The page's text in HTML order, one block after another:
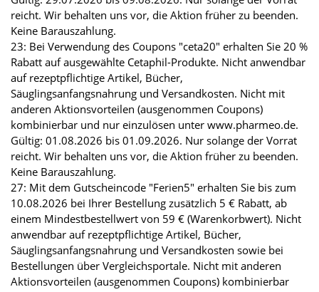
reicht. Wir behalten uns vor, die Aktion früher zu beenden.
Keine Barauszahlung.
23: Bei Verwendung des Coupons "ceta20" erhalten Sie 20 %
Rabatt auf ausgewählte Cetaphil-Produkte. Nicht anwendbar
auf rezeptpflichtige Artikel, Bücher,
Säuglingsanfangsnahrung und Versandkosten. Nicht mit
anderen Aktionsvorteilen (ausgenommen Coupons)
kombinierbar und nur einzulösen unter www.pharmeo.de.
Gültig: 01.08.2026 bis 01.09.2026. Nur solange der Vorrat
reicht. Wir behalten uns vor, die Aktion früher zu beenden.
Keine Barauszahlung.
27: Mit dem Gutscheincode "Ferien5" erhalten Sie bis zum
10.08.2026 bei Ihrer Bestellung zusätzlich 5 € Rabatt, ab
einem Mindestbestellwert von 59 € (Warenkorbwert). Nicht
anwendbar auf rezeptpflichtige Artikel, Bücher,
Säuglingsanfangsnahrung und Versandkosten sowie bei
Bestellungen über Vergleichsportale. Nicht mit anderen
Aktionsvorteilen (ausgenommen Coupons) kombinierbar